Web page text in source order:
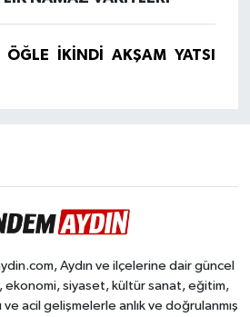
ÖĞLE İKINDI AKŞAM YATSI
Aydın ve ilçelerine dair güncel
ekonomi, siyaset, kültür sanat, eğitim,
acil gelişmelerle anlık ve doğrulanmış